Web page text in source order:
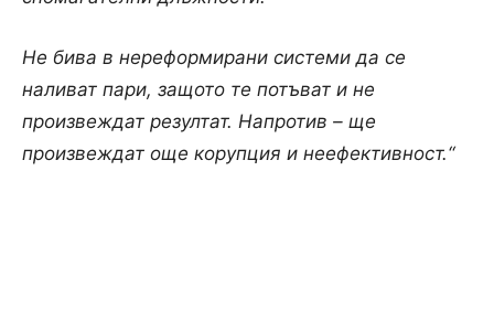
Не бива в нереформирани системи да се
наливат пари, защото те потъват и не
произвеждат резултат. Напротив – ще
произвеждат още корупция и неефективност.“